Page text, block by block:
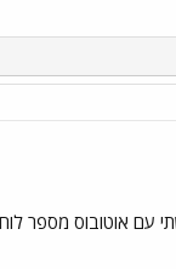
מספר לוחית הזיהוי באמצא 147 בקו לנתניה אבל בצד